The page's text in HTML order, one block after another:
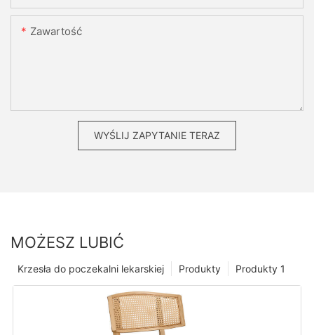
Zawartość
WYŚLIJ ZAPYTANIE TERAZ
MOŻESZ LUBIĆ
Produkty 1
Produkty
Krzesła do poczekalni lekarskiej